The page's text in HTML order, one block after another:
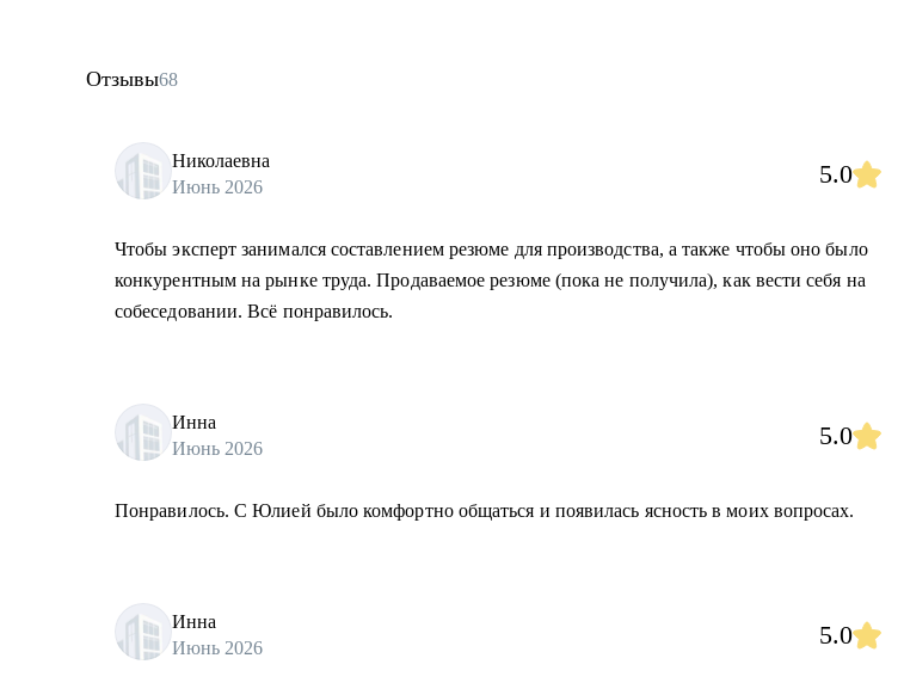
Отзывы68
Николаевна
Июнь 2026
5.0
Чтобы эксперт занимался составлением резюме для производства, а также чтобы оно было
конкурентным на рынке труда. Продаваемое резюме (пока не получила), как вести себя на
собеседовании. Всё понравилось.
Инна
Июнь 2026
5.0
Понравилось. С Юлией было комфортно общаться и появилась ясность в моих вопросах.
Инна
Июнь 2026
5.0